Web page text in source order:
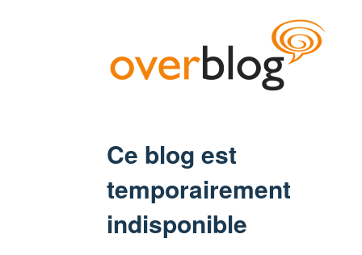
Ce blog est
temporairement
indisponible